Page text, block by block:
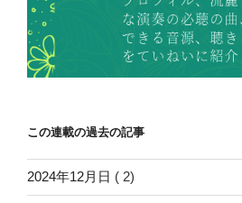
この連載の過去の記事
2024年12月日 ( 2)